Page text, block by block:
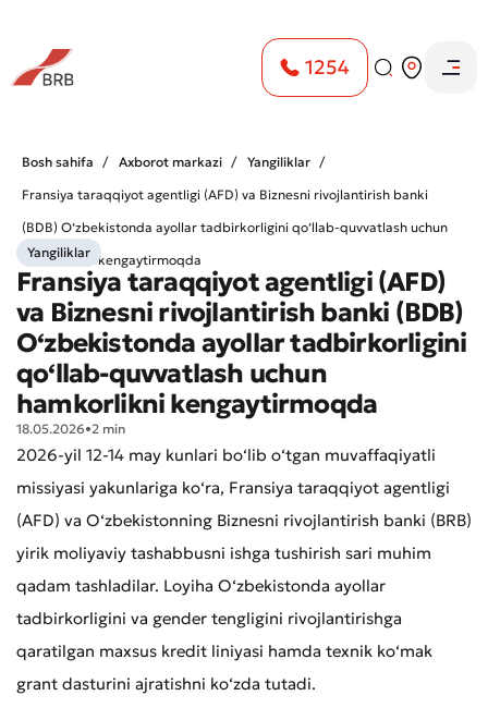
1254
Bosh sahifa Axborot markazi
Yangiliklar
Fransiya taraqqiyot agentligi (AFD) va Biznesni rivojlantirish banki
(BDB) O‘zbekistonda ayollar tadbirkorligini qo‘llab-quvvatlash uchun
hamkorlikni kengaytirmoqda
Yangiliklar
Fransiya taraqqiyot agentligi (AFD)
va Biznesni rivojlantirish banki (BDB)
O‘zbekistonda ayollar tadbirkorligini
qo‘llab-quvvatlash uchun
hamkorlikni kengaytirmoqda
18.05.2026•2 min
2026-yil 12-14 may kunlari bo‘lib o‘tgan muvaffaqiyatli
missiyasi yakunlariga ko‘ra, Fransiya taraqqiyot agentligi
(AFD) va O‘zbekistonning Biznesni rivojlantirish banki (BRB)
yirik moliyaviy tashabbusni ishga tushirish sari muhim
qadam tashladilar. Loyiha O‘zbekistonda ayollar
tadbirkorligini va gender tengligini rivojlantirishga
qaratilgan maxsus kredit liniyasi hamda texnik ko‘mak
grant dasturini ajratishni ko‘zda tutadi.